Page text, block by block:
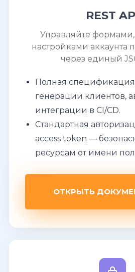
REST
Управляйте
настройками аккаунта
через единый
Полная
генерации клиентов,
интеграции в CI/CD.
Стандартная
access token —
ресурсам от имени
ОТКРЫТЬ